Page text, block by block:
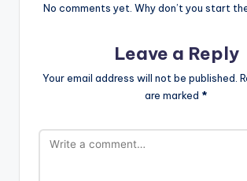
No comments yet. Why don’t you start
Leave a Reply
Your email address will not be published.
are marked *